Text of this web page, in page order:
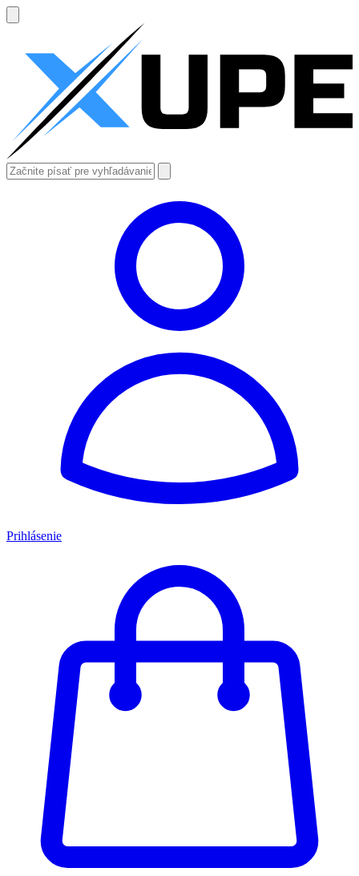
Prihlásenie